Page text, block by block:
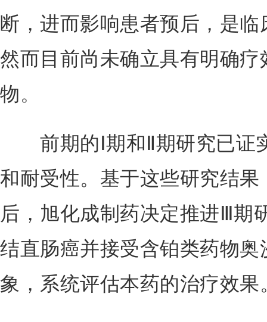
断，进而影响患者预后，是
然而目前尚未确立具有明确
物。
前期的Ⅰ期和Ⅱ期研究已证
和耐受性。基于这些研究结
后，旭化成制药决定推进Ⅲ期
结直肠癌并接受含铂类药物
象，系统评估本药的治疗效果